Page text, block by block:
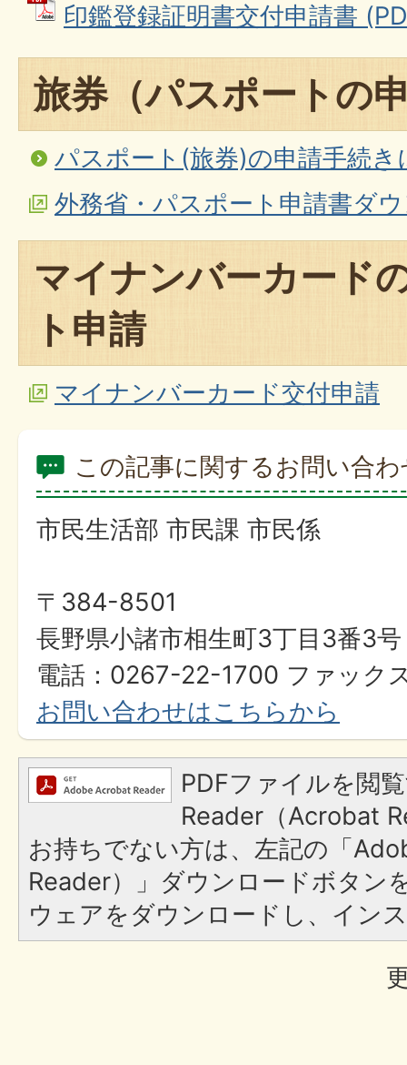
印鑑登録証明書交付申請書
旅券（パスポートの
パスポート(旅券)の申請手続き
外務省・パスポート申請書ダ
マイナンバーカード
ト申請
マイナンバーカード交付申請
この記事に関するお問い合
市民生活部 市民課 市民係
〒384-8501
長野県小諸市相生町3丁目3番3号
電話：0267-22-1700 ファック
お問い合わせはこちらから
PDFファイルを閲
Reader（Acrobat
お持ちでない方は、左記の「
Reader）」ダウンロードボタン
ウェアをダウンロードし、イン